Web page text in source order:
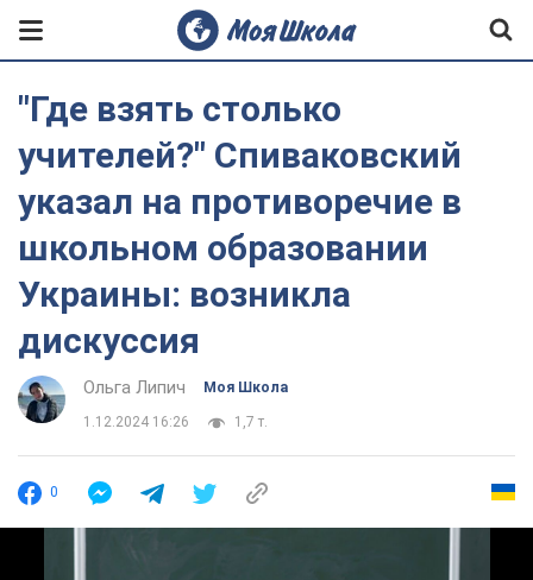
"Где взять столько
учителей?" Спиваковский
указал на противоречие в
школьном образовании
Украины: возникла
дискуссия
Ольга Липич Моя Школа
1.12.2024 16:26 1,7 т.
0